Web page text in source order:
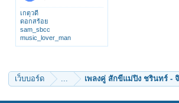
เกตุวดี
ดอกสร้อย
sam_sbcc
music_lover_man
เว็บบอร์ด ... เพลงคู่ สักขีแม่ปิง ชรินทร์ -